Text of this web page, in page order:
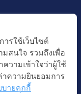
รใช้เว็บไซต์
สนใจ รวมถึงเพื่อ
ความเข้าใจว่าผู้ใช้
าความยินยอมการ
บายคุกกี้